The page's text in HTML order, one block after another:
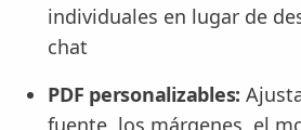
individuales en lugar de
chat
PDF personalizables:
fuente, los márgenes, el